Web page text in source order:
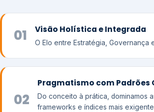
01 Visão Holística e Integrada
O Elo entre Estratégia, Governança
02
Pragmatismo com Padrões
Do conceito à prática, dominamos
frameworks e índices mais